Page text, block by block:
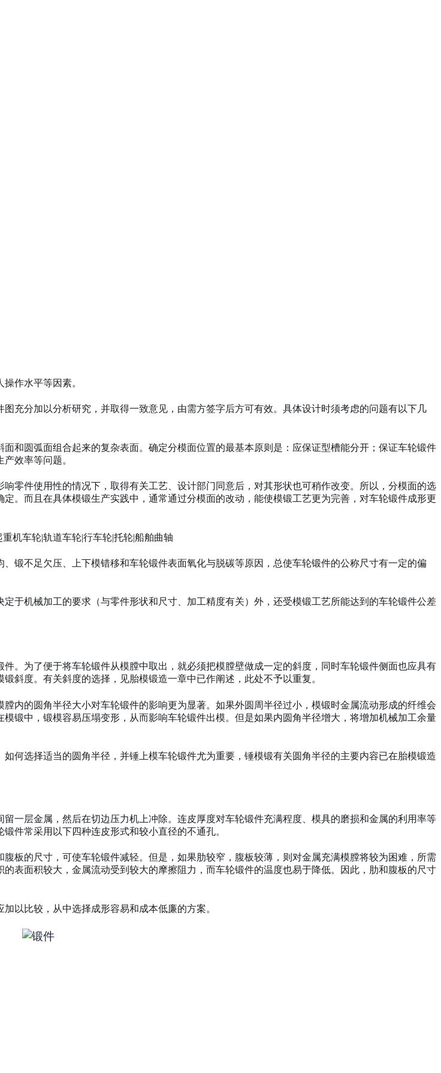
作水平等因素。
充分加以分析研究，并取得一致意见，由需方签字后方可有效。具体设计时须考虑的问题有以下几
和圆弧面组合起来的复杂表面。确定分模面位置的最基本原则是：应保证型槽能分开；保证车轮锻件
效率等问题。
响零件使用性的情况下，取得有关工艺、设计部门同意后，对其形状也可稍作改变。所以，分模面的选
。而且在具体模锻生产实践中，通常通过分模面的改动，能使模锻工艺更为完善，对车轮锻件成形更
锻不足欠压、上下模错移和车轮锻件表面氧化与脱碳等原因，总使车轮锻件的公称尺寸有一定的偏
于机械加工的要求（与零件形状和尺寸、加工精度有关）外，还受模锻工艺所能达到的车轮锻件公差
。为了便于将车轮锻件从模膛中取出，就必须把模膛壁做成一定的斜度，同时车轮锻件侧面也应具有
斜度。有关斜度的选择，见胎模锻造一章中已作阐述，此处不予以重复。
内的圆角半径大小对车轮锻件的影响更为显著。如果外圆周半径过小，模锻时金属流动形成的纤维会
锻中，锻模容易压塌变形，从而影响车轮锻件出模。但是如果内圆角半径增大，将增加机械加工余量
何选择适当的圆角半径，并锤上模车轮锻件尤为重要，锤模锻有关圆角半径的主要内容已在胎模锻造
一层金属，然后在切边压力机上冲除。连皮厚度对车轮锻件充满程度、模具的磨损和金属的利用率等
件常采用以下四种连皮形式和较小直径的不通孔。
板的尺寸，可使车轮锻件减轻。但是，如果肋较窄，腹板较薄，则对金属充满模膛将较为困难，所需
表面积较大，金属流动受到较大的摩擦阻力，而车轮锻件的温度也易于降低。因此，肋和腹板的尺寸
以比较，从中选择成形容易和成本低廉的方案。